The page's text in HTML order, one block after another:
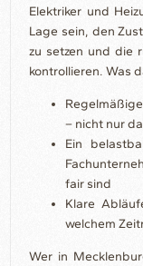
Elektriker und
Lage sein, den
zu setzen und die
kontrollieren. Was
– nicht nur
Ein
fair sind
Klare
welchem
Wer in